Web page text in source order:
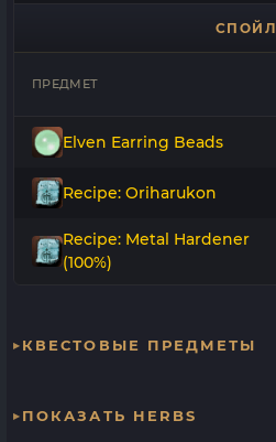
СПОЙЛ
ПРЕДМЕТ
Elven Earring Beads
Recipe: Oriharukon
Recipe: Metal Hardener
(100%)
КВЕСТОВЫЕ ПРЕДМЕТЫ
ПОКАЗАТЬ HERBS